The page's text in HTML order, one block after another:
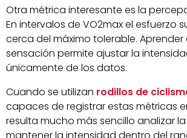
Otra métrica interesante es la
En intervalos de VO2max el esfuerzo
cerca del máximo tolerable.
sensación permite ajustar la
únicamente de los datos.
Cuando se utilizan rodillos de
capaces de registrar estas métricas
resulta mucho más sencillo analizar
mantener la intensidad dentro del